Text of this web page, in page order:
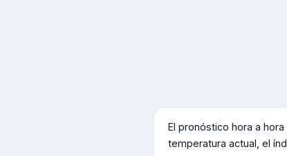
El pronóstico hora a hora
temperatura actual, el